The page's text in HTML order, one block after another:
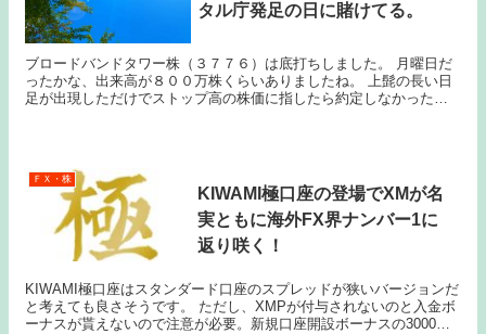
タル庁発足の日に賭けてる。
ブロードバンドタワー株（３７７６）は底打ちしました。 月曜日だ
ったかな、出来高が８００万株くらいありましたね。 上髭の長い日
足が出現しただけでストップ高の株価に指したら約定しなかった。
ＦＸ・株
KIWAMI極口座の登場でXMが名
実ともに海外FX界ナンバー1に
返り咲く！
KIWAMI極口座はスタンダード口座のスプレッドが狭いバージョンだ
と考えても良さそうです。 ただし、XMPが付与されないのと入金ボ
ーナスが貰えないので注意が必要。新規口座開設ボーナスの3000円